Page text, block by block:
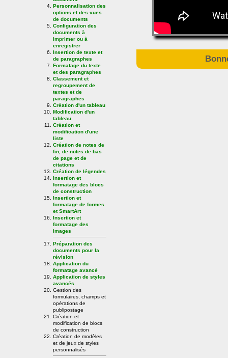
Personnalisation des
options et des vues
de documents
Configuration des
documents à
imprimer ou à
enregistrer
Insertion de texte et
de paragraphes
Formatage du texte
et des paragraphes
Classement et
regroupement de
textes et de
paragraphes
Création d'un tableau
Modification d'un
tableau
Création et
modification d'une
liste
Création de notes de
fin, de notes de bas
de page et de
citations
Création de légendes
Insertion et
formatage des blocs
de construction
Insertion et
formatage de formes
et SmartArt
Insertion et
formatage des
images
Préparation des
documents pour la
révision
Application du
formatage avancé
Application de styles
avancés
Gestion des
formulaires, champs et
opérations de
publipostage
Création et
modification de blocs
de construction
Création de modèles
et de jeux de styles
personnalisés